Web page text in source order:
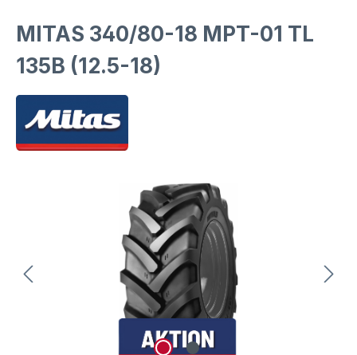
MITAS 340/80-18 MPT-01 TL
135B (12.5-18)
Bildergalerie überspringen